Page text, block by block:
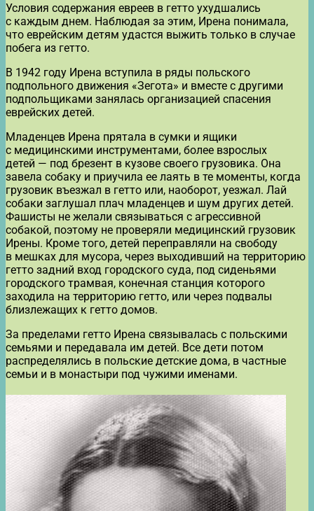
Условия содержания евреев в гетто ухудшались
с каждым днем. Наблюдая за этим, Ирена понимала,
что еврейским детям удастся выжить только в случае
побега из гетто.
В 1942 году Ирена вступила в ряды польского
подпольного движения «Зегота» и вместе с другими
подпольщиками занялась организацией спасения
еврейских детей.
Младенцев Ирена прятала в сумки и ящики
с медицинскими инструментами, более взрослых
детей — под брезент в кузове своего грузовика. Она
завела собаку и приучила ее лаять в те моменты, когда
грузовик въезжал в гетто или, наоборот, уезжал. Лай
собаки заглушал плач младенцев и шум других детей.
Фашисты не желали связываться с агрессивной
собакой, поэтому не проверяли медицинский грузовик
Ирены. Кроме того, детей переправляли на свободу
в мешках для мусора, через выходивший на территорию
гетто задний вход городского суда, под сиденьями
городского трамвая, конечная станция которого
заходила на территорию гетто, или через подвалы
близлежащих к гетто домов.
За пределами гетто Ирена связывалась с польскими
семьями и передавала им детей. Все дети потом
распределялись в польские детские дома, в частные
семьи и в монастыри под чужими именами.